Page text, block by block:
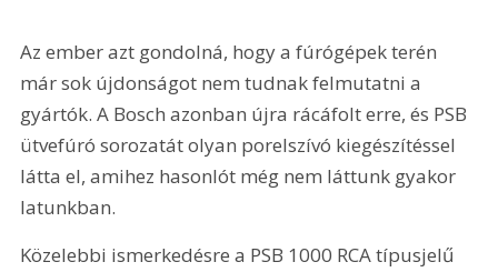
Az ember azt gondolná, hogy a fúrógépek terén
már sok újdonságot nem tudnak felmutatni a
gyártók. A Bosch azonban újra rácáfolt erre, és PSB
ütvefúró sorozatát olyan porelszívó kiegészítéssel
látta el, amihez hasonlót még nem láttunk gyakor
latunkban.
Közelebbi ismerkedésre a PSB 1000 RCA típusjelű